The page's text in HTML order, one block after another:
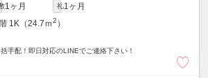
1ヶ月 礼1ヶ月
1K（24.7ｍ2 ）
手配！即日対応のLINEでご連絡下さい！